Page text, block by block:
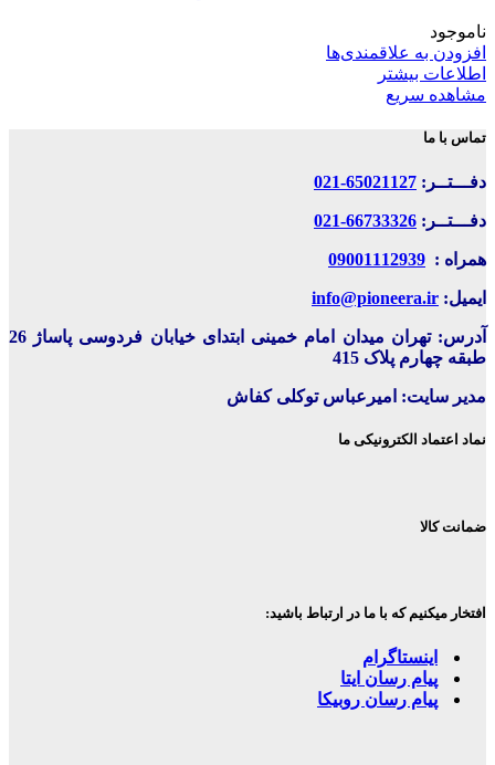
ناموجود
افزودن به علاقمندی‌ها
اطلاعات بیشتر
مشاهده سریع
تماس با ما
دفـــتــر: 65021127-021
دفـــتــر: 66733326-021
همراه : 09001112939
ایمیل: info@pioneera.ir
آدرس: تهران میدان امام خمینی ابتدای خیابان فردوسی پاساژ 26
طبقه چهارم پلاک 415
مدیر سایت: امیرعباس توکلی کفاش
نماد اعتماد الکترونیکی ما
ضمانت کالا
افتخار میکنیم که با ما در ارتباط باشید:
اینستاگرام
پیام رسان ایتا
پیام رسان روبیکا